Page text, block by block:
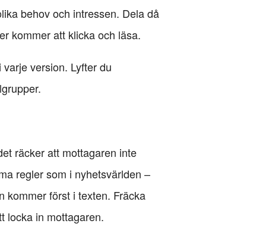
behov och intressen. Dela då
kommer att klicka och läsa.
version. Lyfter du
räcker att mottagaren inte
regler som i nyhetsvärlden –
kommer först i texten. Fräcka
locka in mottagaren.